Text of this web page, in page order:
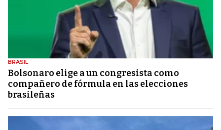
BRASIL
Bolsonaro elige a un congresista como
compañero de fórmula en las elecciones
brasileñas